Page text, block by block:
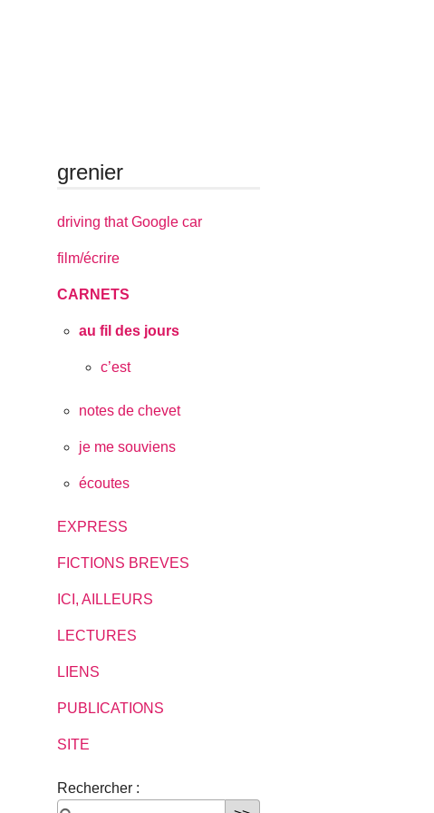
grenier
driving that Google car
film/écrire
CARNETS
au fil des jours
c’est
notes de chevet
je me souviens
écoutes
EXPRESS
FICTIONS BREVES
ICI, AILLEURS
LECTURES
LIENS
PUBLICATIONS
SITE
Rechercher :